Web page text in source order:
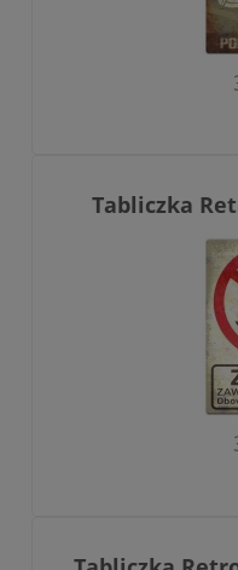
Tabliczka